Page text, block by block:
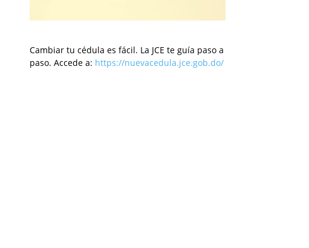
Cambiar tu cédula es fácil. La JCE te guía paso a
paso. Accede a: https://nuevacedula.jce.gob.do/